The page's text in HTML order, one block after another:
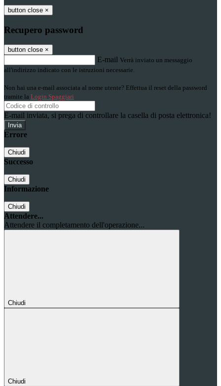
button close ×
Recupero password
button close ×
E-mail Verrà inviato un messaggio
all'indirizzo indicato con le istruzioni necessarie.
Non hai una e-mail associata al nome utente? Effettua il reset della password
tramite la Login Spaggiari
E-mail inviata, si prega di controllare la casella di posta elettronica!
Errore
Chiudi
Successo
Chiudi
Informazione
Chiudi
Attendere...
Attendere il completamento dell'operazione...
Chiudi
Chiudi